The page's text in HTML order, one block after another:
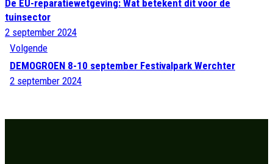
De EU-reparatiewetgeving: Wat betekent dit voor de
tuinsector
2 september 2024
Volgende
DEMOGROEN 8-10 september Festivalpark Werchter
2 september 2024